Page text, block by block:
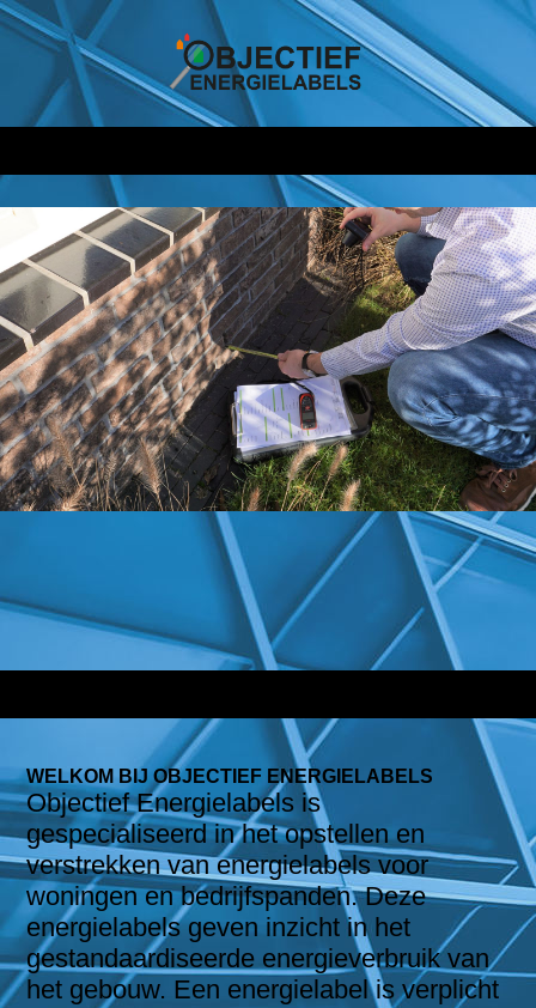
WELKOM BIJ OBJECTIEF ENERGIELABELS
Objectief Energielabels is
gespecialiseerd in het opstellen en
verstrekken van energielabels voor
woningen en bedrijfspanden. Deze
energielabels geven inzicht in het
gestandaardiseerde energieverbruik van
het gebouw. Een energielabel is verplicht